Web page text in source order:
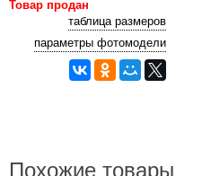
Товар продан
таблица размеров
параметры фотомодели
Похожие товары